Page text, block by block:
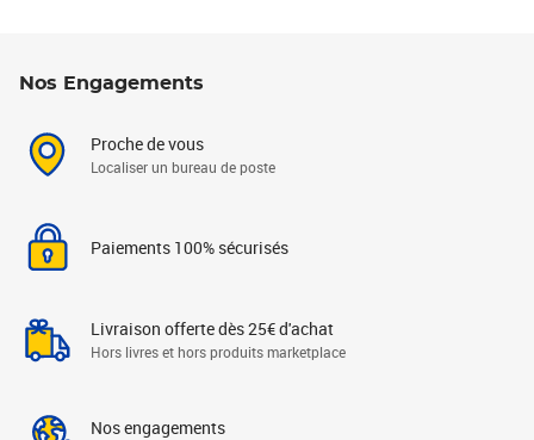
Nos Engagements
Proche de vous
Localiser un bureau de poste
Paiements 100% sécurisés
Livraison offerte dès 25€ d'achat
Hors livres et hors produits marketplace
Nos engagements